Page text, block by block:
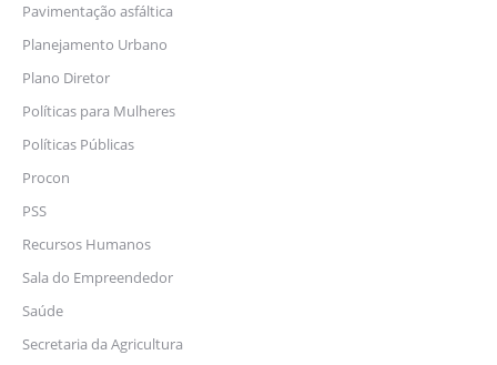
Pavimentação asfáltica
Planejamento Urbano
Plano Diretor
Políticas para Mulheres
Políticas Públicas
Procon
PSS
Recursos Humanos
Sala do Empreendedor
Saúde
Secretaria da Agricultura